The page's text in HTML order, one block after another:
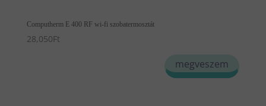
Computherm E 400 RF wi-fi szobatermosztát
28,050Ft
megveszem